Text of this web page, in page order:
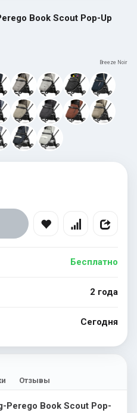
Book Scout Pop-Up
Breeze Noir
Бесплатно
2 года
Сегодня
Отзывы
Perego Book Scout Pop-